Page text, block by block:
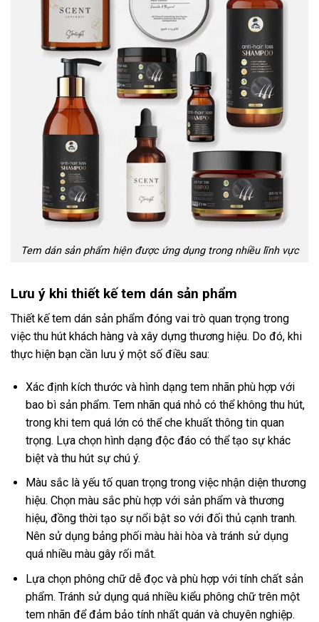
Tem dán sản phẩm hiện được ứng dụng trong nhiều lĩnh vực
Lưu ý khi thiết kế tem dán sản phẩm
Thiết kế tem dán sản phẩm đóng vai trò quan trọng trong
việc thu hút khách hàng và xây dựng thương hiệu. Do đó, khi
thực hiện bạn cần lưu ý một số điều sau:
Xác định kích thước và hình dạng tem nhãn phù hợp với
bao bì sản phẩm. Tem nhãn quá nhỏ có thể không thu hút,
trong khi tem quá lớn có thể che khuất thông tin quan
trọng. Lựa chọn hình dạng độc đáo có thể tạo sự khác
biệt và thu hút sự chú ý.
Màu sắc là yếu tố quan trọng trong việc nhận diện thương
hiệu. Chọn màu sắc phù hợp với sản phẩm và thương
hiệu, đồng thời tạo sự nổi bật so với đối thủ cạnh tranh.
Nên sử dụng bảng phối màu hài hòa và tránh sử dụng
quá nhiều màu gây rối mắt.
Lựa chọn phông chữ dễ đọc và phù hợp với tính chất sản
phẩm. Tránh sử dụng quá nhiều kiểu phông chữ trên một
tem nhãn để đảm bảo tính nhất quán và chuyên nghiệp.